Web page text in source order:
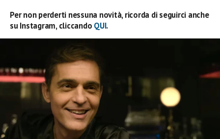
Per non perderti nessuna novità, ricorda di seguirci anche
su Instagram, cliccando QUI.